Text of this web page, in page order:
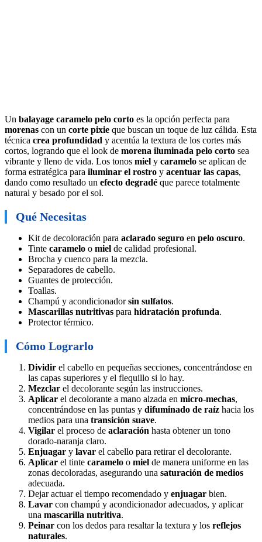
Un balayage caramelo pelo corto es la opción perfecta para
morenas con un corte pixie que buscan un toque de luz cálida. Esta
técnica crea profundidad y acentúa la textura de los cortes más
cortos, logrando que el look de morena iluminada pelo corto sea
vibrante y lleno de vida. Los tonos miel y caramelo se aplican de
forma estratégica para iluminar el rostro y acentuar las capas,
dando como resultado un efecto degradé que parece totalmente
natural y besado por el sol.
Qué Necesitas
Kit de decoloración para aclarado seguro en pelo oscuro.
Tinte caramelo o miel de calidad profesional.
Brocha y cuenco para la mezcla.
Separadores de cabello.
Guantes de protección.
Toallas.
Champú y acondicionadorsin sulfatos.
Mascarillas nutritivas para hidratación profunda.
Protector térmico.
Cómo Lograrlo
Dividir el cabello en pequeñas secciones, concentrándose en
las capas superiores y el flequillo si lo hay.
Mezclar el decolorante según las instrucciones.
Aplicar el decolorante a mano alzada en micro-mechas,
concentrándose en las puntas y difuminado de raíz hacia los
medios para una transición suave.
Vigilar el proceso de aclaración hasta obtener un tono
dorado-naranja claro.
Enjuagar y lavar el cabello para retirar el decolorante.
Aplicar el tinte caramelo o miel de manera uniforme en las
zonas decoloradas, asegurando una saturación de medios
adecuada.
Dejar actuar el tiempo recomendado y enjuagar bien.
Lavar con champú y acondicionador adecuados, y aplicar
una mascarilla nutritiva.
Peinar con los dedos para resaltar la textura y los reflejos
naturales.